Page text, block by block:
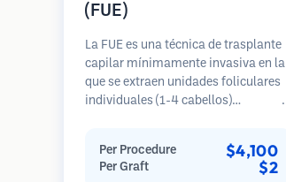
(FUE)
La FUE es una técnica de trasplante
capilar mínimamente invasiva en la
que se extraen unidades foliculares
individuales (1-4 cabellos)
1.0mm). Luego, los folículos se
implantan en las áreas receptoras de
Per Procedure $4,100
Per Graft $2